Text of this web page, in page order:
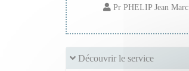
Pr PHELIP Jean Marc
Découvrir le service